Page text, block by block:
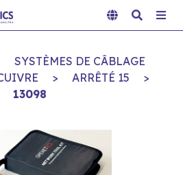
SYSTÈMES DE CÂBLAGE
> ARRÊTÉ 15
>
13098